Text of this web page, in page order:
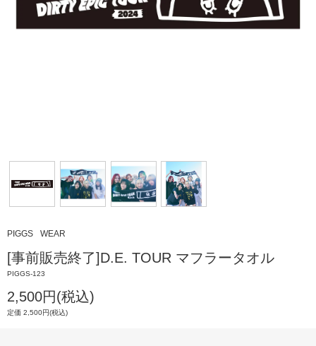
PIGGS WEAR
[事前販売終了]D.E. TOUR マフラータオル
PIGGS-123
2,500円(税込)
定価 2,500円(税込)